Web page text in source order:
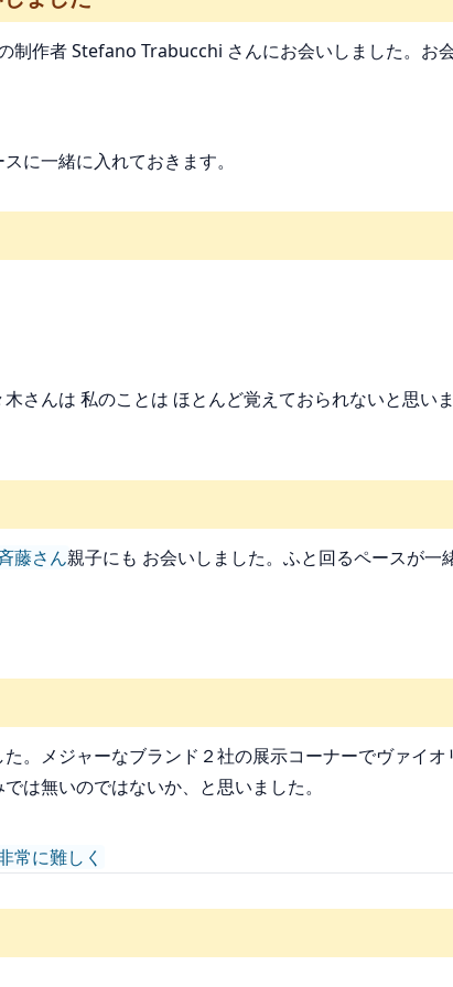
制作者 Stefano Trabucchi さんにお会いしました。お
に一緒に入れておきます。
さんは 私のことは ほとんど覚えておられないと思い
藤さん親子にも お会いしました。ふと回るペースが
。メジャーなブランド２社の展示コーナーでヴァイ
は無いのではないか、と思いました。
常に難しく